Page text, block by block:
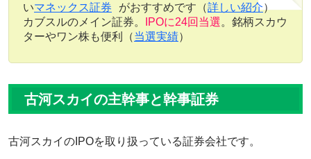
いマネックス証券 がおすすめです（詳しい紹介）
カブスルのメイン証券。
IPOに24回当選。銘柄スカウ
ターやワン株も便利（当選実績）
古河スカイの主幹事と幹事証券
古河スカイのIPOを取り扱っている証券会社です。